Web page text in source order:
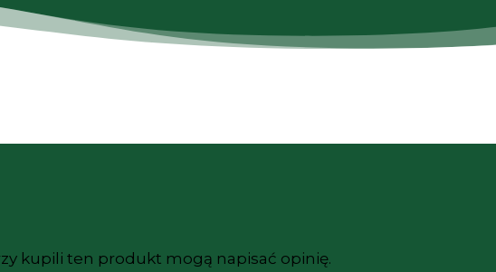
kupili ten produkt mogą napisać opinię.